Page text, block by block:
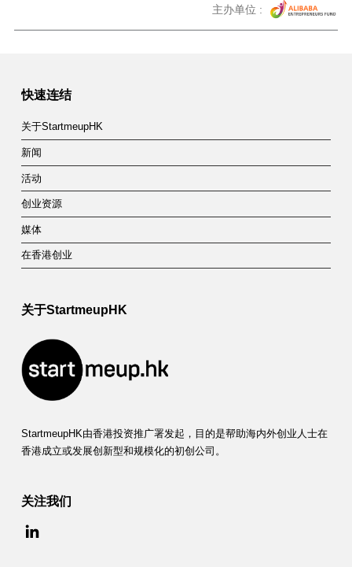
主办单位 :
快速连结
关于StartmeupHK
新闻
活动
创业资源
媒体
在香港创业
关于StartmeupHK
StartmeupHK由香港投资推广署发起，目的是帮助海内外创业人士在
香港成立或发展创新型和规模化的初创公司。
关注我们